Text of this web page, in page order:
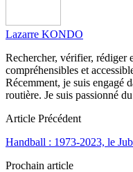
Lazarre KONDO
Rechercher, vérifier, rédiger
compréhensibles et
Récemment, je suis engagé
routière. Je suis passionné
Article Précédent
Handball : 1973-2023, le
Prochain article